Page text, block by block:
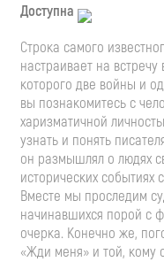
Доступна
Строка самого
настраивает на
которого две войны и
вы познакомитесь с
харизматичной
узнать и понять
он размышлял о людях
исторических событиях
Вместе мы проследим
начинавшихся порой с
очерка. Конечно же,
«Жди меня» и той, кому